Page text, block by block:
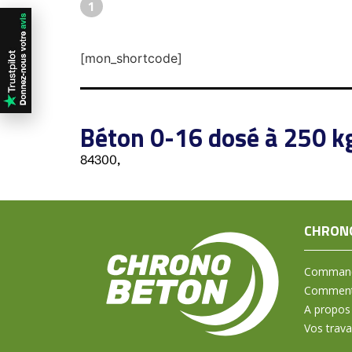
1
[mon_shortcode]
Béton 0-16 dosé à 250
84300,
A propos
Vos